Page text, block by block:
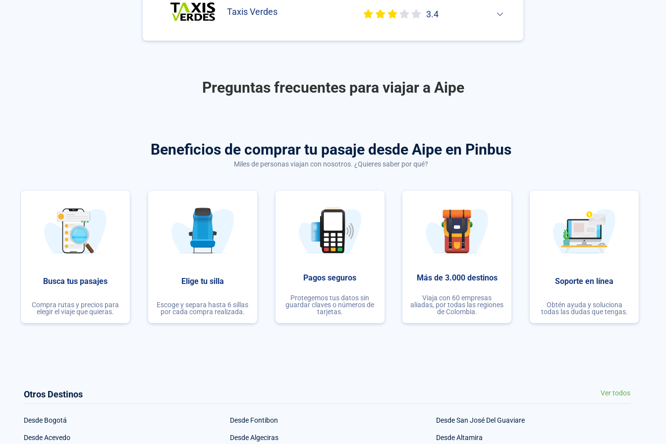
Taxis Verdes 3.4
Preguntas frecuentes para viajar a Aipe
Beneficios de comprar tu pasaje desde Aipe en Pinbus
Miles de personas viajan con nosotros. ¿Quieres saber por qué?
Busca tus pasajes
Compra rutas y precios para
elegir el viaje que quieras.
Elige tu silla
Escoge y separa hasta 6 sillas
por cada compra realizada.
Pagos seguros
Protegemos tus datos sin
guardar claves o números de
tarjetas.
Más de 3.000 destinos
Viaja con 60 empresas
aliadas, por todas las regiones
de Colombia.
Soporte en línea
Obtén ayuda y soluciona
todas las dudas que tengas.
Otros Destinos Ver todos
Desde Bogotá Desde Fontibon Desde San José Del Guaviare
Desde Acevedo Desde Algeciras Desde Altamira